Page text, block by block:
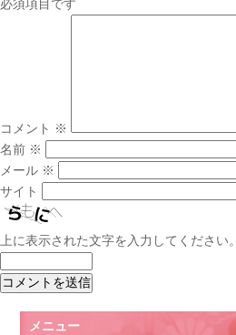
必須項目です
コメント ※
名前 ※
メール ※
サイト
上に表示された文字を入力してください。
メニュー